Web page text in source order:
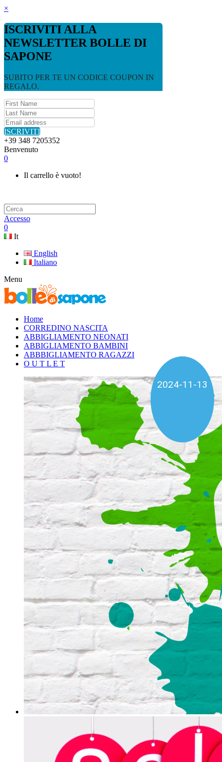
×
ISCRIVITI ALLA
NEWSLETTER BOLLE DI
SAPONE
SUBITO PER TE UN CODICE COUPON IN
REGALO.
ISCRIVITI
+39 348 7205352
Benvenuto
0
Il carrello è vuoto!
Accesso
0
It
English
Italiano
Menu
Home
CORREDINO NASCITA
ABBIGLIAMENTO NEONATI
ABBIGLIAMENTO BAMBINI
ABBBIGLIAMENTO RAGAZZI
O U T L E T
2025-01-04
2024-11-13